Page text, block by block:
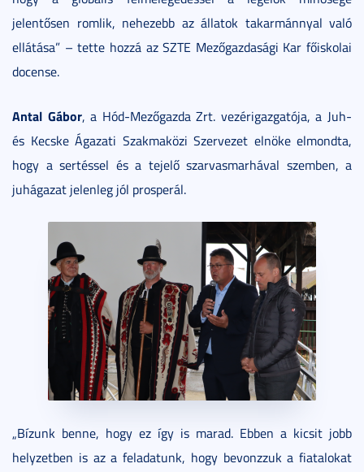
jelentősen romlik, nehezebb az állatok takarmánnyal való
ellátása” – tette hozzá az SZTE Mezőgazdasági Kar főiskolai
docense.
Antal Gábor, a Hód-Mezőgazda Zrt. vezérigazgatója, a Juh-
és Kecske Ágazati Szakmaközi Szervezet elnöke elmondta,
hogy a sertéssel és a tejelő szarvasmarhával szemben, a
juhágazat jelenleg jól prosperál.
„Bízunk benne, hogy ez így is marad. Ebben a kicsit jobb
helyzetben is az a feladatunk, hogy bevonzzuk a fiatalokat